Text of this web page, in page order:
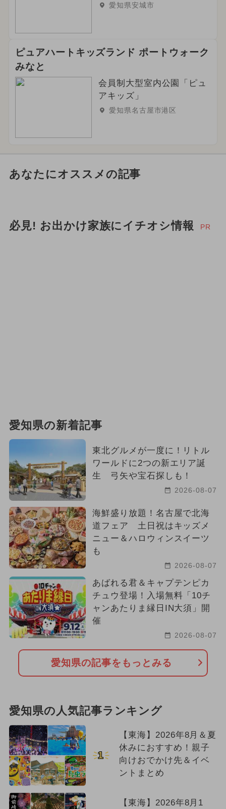
愛知県安城市
ピュアハートキッズランド ポートウォーク
みなと
会員制大型室内公園「ピュ
アキッズ」
愛知県名古屋市港区
あなたにオススメの記事
必見! お出かけ家族にイチオシ情報 PR
愛知県の新着記事
東北グルメが一度に！リトル
ワールドに2つの新エリア誕
生 弓矢や宝石探しも！
2026-08-07
海鮮盛り放題！名古屋で北海
道フェア 土日祝はキッズメ
ニュー＆ハロウィンスイーツ
も
2026-08-07
あばれる君＆キャプテンピカ
チュウ登場！入場無料「10チ
ャンあたりま縁日IN大須」開
催
2026-08-07
愛知県の記事をもっとみる
愛知県の人気記事ランキング
1
【東海】2026年8月＆夏
休みにおすすめ！親子
向けおでかけ先＆イベ
ントまとめ
【東海】2026年8月1